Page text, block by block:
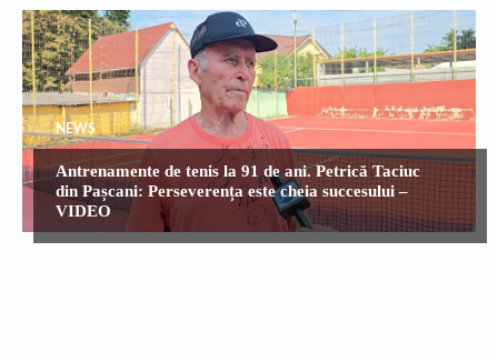
NEWS
Antrenamente de tenis la 91 de ani. Petrică Taciuc
din Pașcani: Perseverența este cheia succesului –
VIDEO